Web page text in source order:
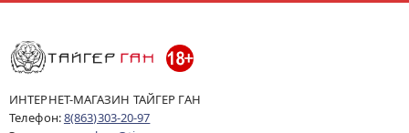
ИНТЕРНЕТ-МАГАЗИН ТАЙГЕР ГАН
Телефон:8(863)303-20-97